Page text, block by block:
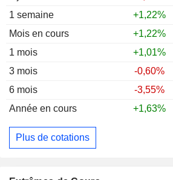
1 semaine
+1,22%
Mois en cours
+1,22%
1 mois
+1,01%
3 mois
-0,60%
6 mois
-3,55%
Année en cours
+1,63%
Plus de cotations